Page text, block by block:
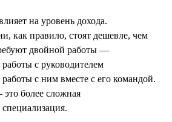
на уровень дохода.
как правило, стоят дешевле, чем
двойной работы —
с руководителем
с ним вместе с его командой.
более сложная